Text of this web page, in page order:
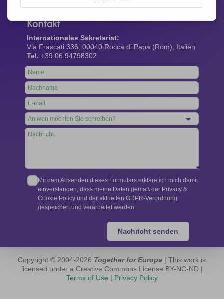
Kontakt
Internationales Sekretariat:
Via Frascati 336, 00040 Rocca di Papa (Rom), Italien
Tel. +39 06 94798302
Leave
this
field
blank
Mit dem Absenden dieses Formulars erkläre ich mich damit
einverstanden, dass meine Daten gemäß der Privacy &
Cookie Policy und der aktuellen GDPR-Verordnung
gespeichert und verarbeitet werden.
Nachricht senden
Copyright © 2004-2026 Together for Europe | This work is
licensed under a Creative Commons License BY-NC-ND |
Terms of Use | Privacy Policy